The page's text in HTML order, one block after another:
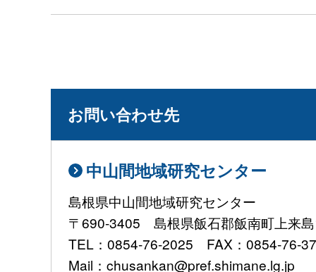
お問い合わせ先
中山間地域研究センター
島根県中山間地域研究センター
〒690-3405 島根県飯石郡飯南町上来
TEL：0854-76-2025 FAX：0854-76-
Mail：chusankan@pref.shimane.lg.jp